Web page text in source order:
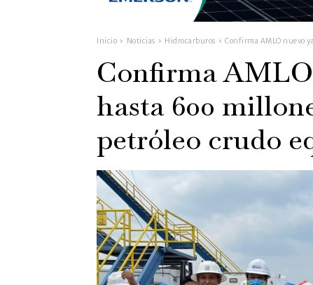
Inicio Noticias Hidrocarburos Confirma AMLO nuevo
Confirma
hasta 600
petróleo crudo